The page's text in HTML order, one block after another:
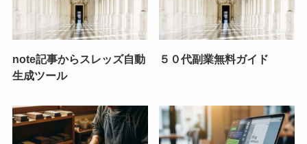
note記事からスレッズ自動
生成ツール
５０代副業無料ガイド